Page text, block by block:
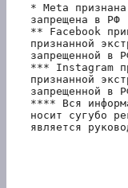
* Meta
запрещена в РФ
** Facebook
признанной
запрещенной в
*** Instagram
признанной
запрещенной в
**** Вся
носит сугубо
является